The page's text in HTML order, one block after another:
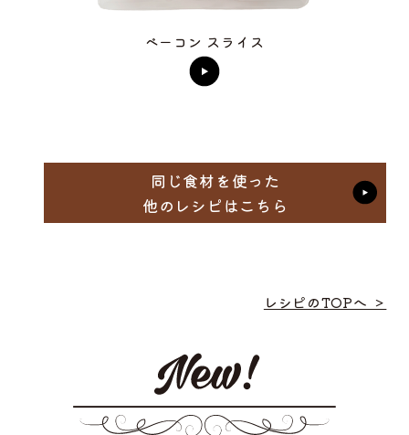
ベーコン スライス
同じ食材を使った
他のレシピはこちら
レシピのTOPへ ＞